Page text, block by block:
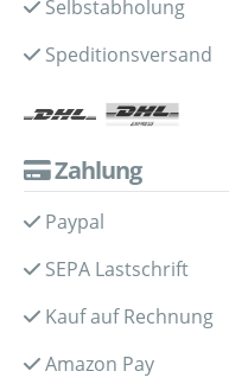
Selbstabholung
Speditionsversand
Zahlung
Paypal
SEPA Lastschrift
Kauf auf Rechnung
Amazon Pay